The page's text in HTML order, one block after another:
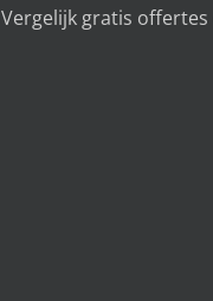
Vergelijk gratis offertes